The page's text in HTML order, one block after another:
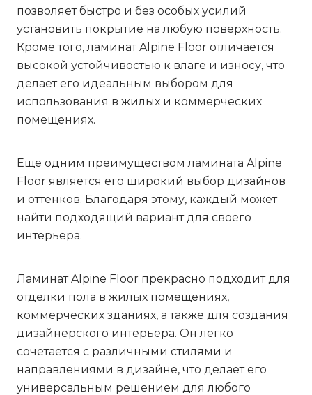
позволяет быстро и без особых усилий
установить покрытие на любую поверхность.
Кроме того, ламинат Alpine Floor отличается
высокой устойчивостью к влаге и износу, что
делает его идеальным выбором для
использования в жилых и коммерческих
помещениях.
Еще одним преимуществом ламината Alpine
Floor является его широкий выбор дизайнов
и оттенков. Благодаря этому, каждый может
найти подходящий вариант для своего
интерьера.
Ламинат Alpine Floor прекрасно подходит для
отделки пола в жилых помещениях,
коммерческих зданиях, а также для создания
дизайнерского интерьера. Он легко
сочетается с различными стилями и
направлениями в дизайне, что делает его
универсальным решением для любого